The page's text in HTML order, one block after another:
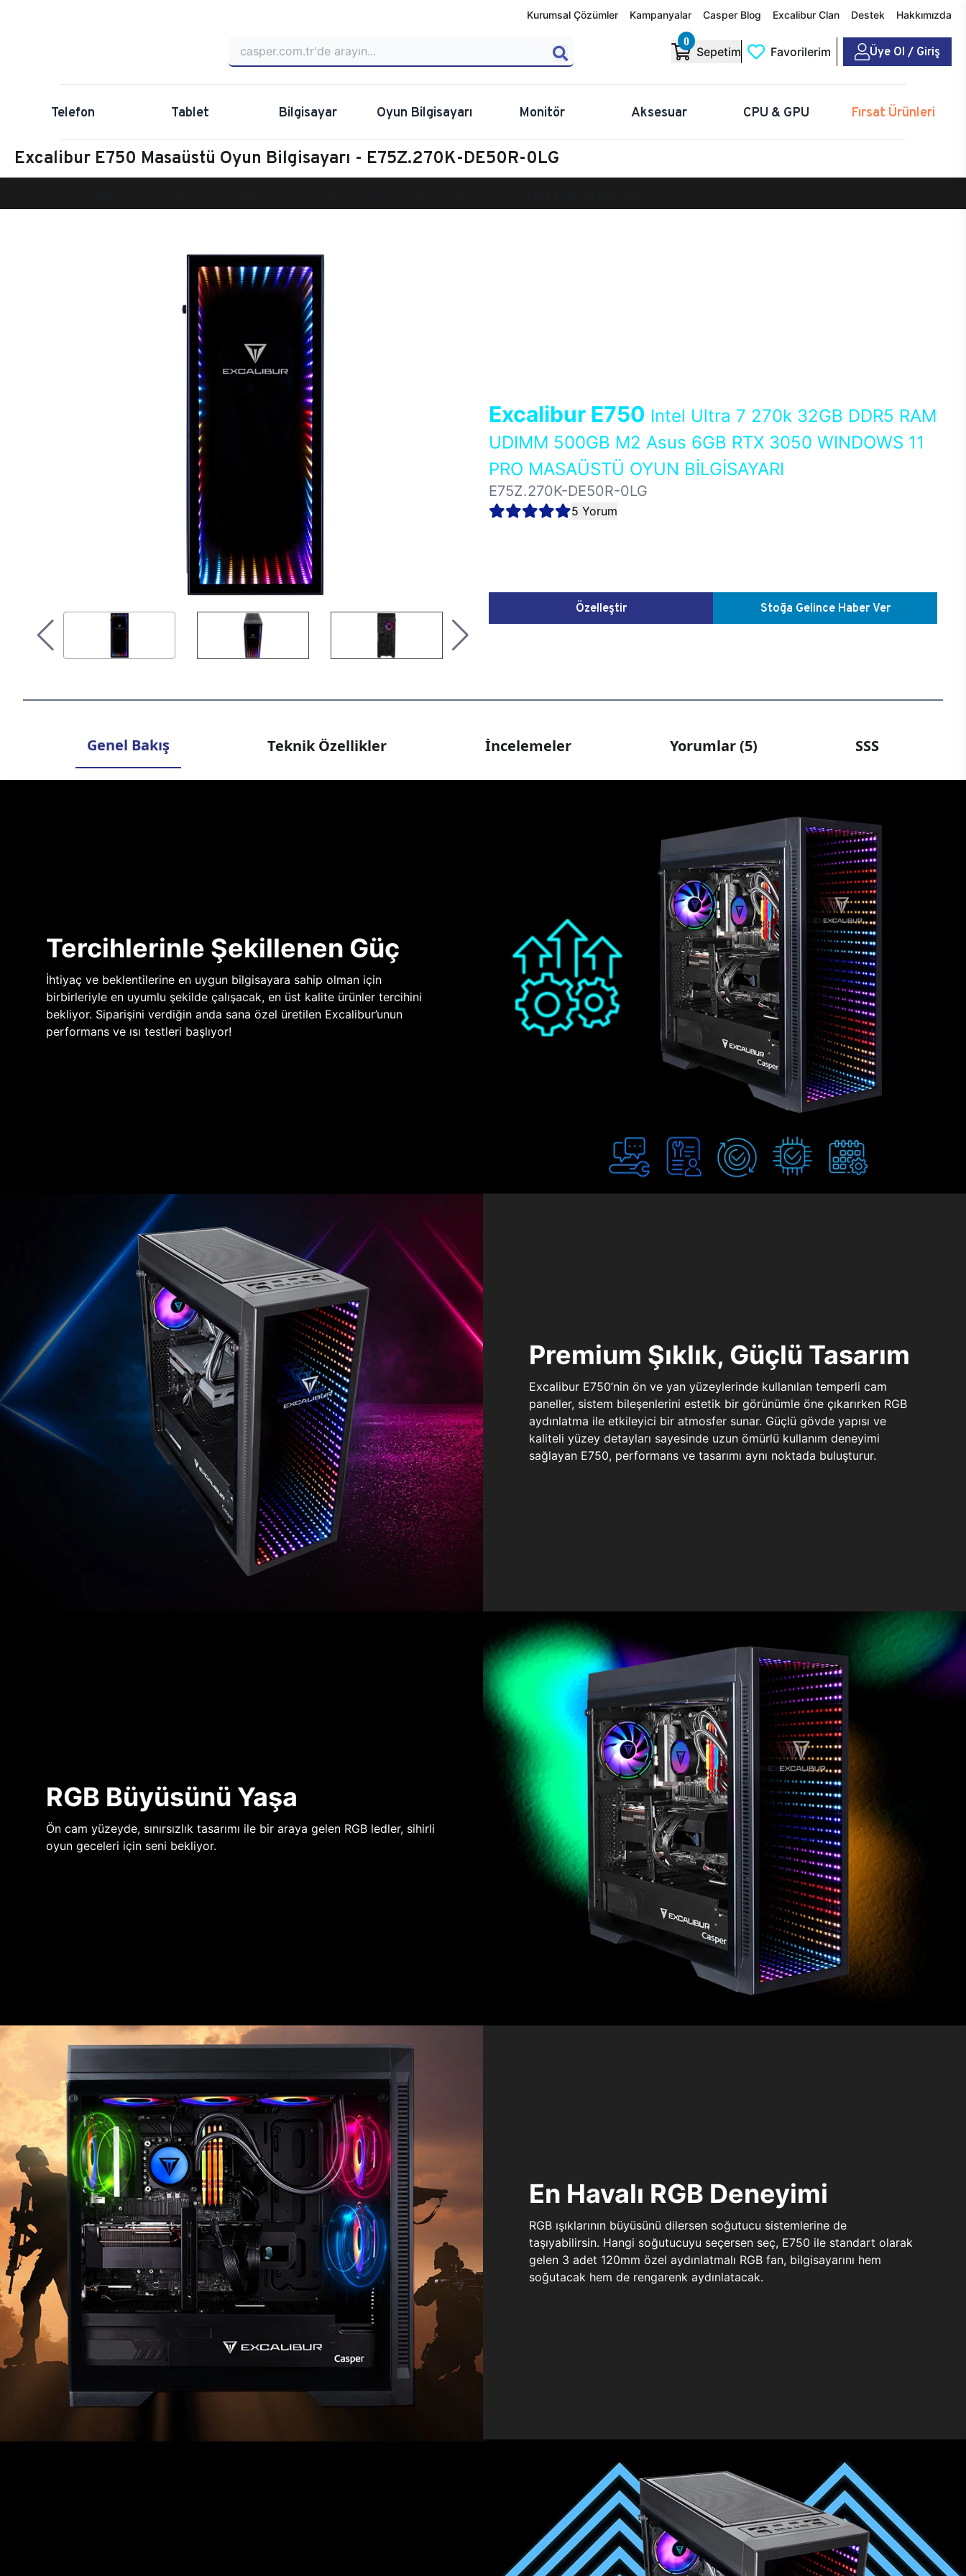
Kurumsal Çözümler Kampanyalar Casper Blog Excalibur Clan Destek Hakkımızda
0
Sepetim Favorilerim Üye Ol / Giriş
Telefon Tablet Bilgisayar Oyun Bilgisayarı Monitör Aksesuar CPU & GPU Fırsat Ürünleri
Excalibur E750 Masaüstü Oyun Bilgisayarı - E75Z.270K-DE50R-0LG
Excalibur E750 Intel Ultra 7 270k 32GB DDR5 RAM
UDIMM 500GB M2 Asus 6GB RTX 3050 WINDOWS 11
PRO MASAÜSTÜ OYUN BİLGİSAYARI
E75Z.270K-DE50R-0LG
5 Yorum
Özelleştir Stoğa Gelince Haber Ver
Genel Bakış Teknik Özellikler İncelemeler Yorumlar (5) SSS
Tercihlerinle Şekillenen Güç
İhtiyaç ve beklentilerine en uygun bilgisayara sahip olman için
birbirleriyle en uyumlu şekilde çalışacak, en üst kalite ürünler tercihini
bekliyor. Siparişini verdiğin anda sana özel üretilen Excalibur’unun
performans ve ısı testleri başlıyor!
Premium Şıklık, Güçlü Tasarım
Excalibur E750’nin ön ve yan yüzeylerinde kullanılan temperli cam
paneller, sistem bileşenlerini estetik bir görünümle öne çıkarırken RGB
aydınlatma ile etkileyici bir atmosfer sunar. Güçlü gövde yapısı ve
kaliteli yüzey detayları sayesinde uzun ömürlü kullanım deneyimi
sağlayan E750, performans ve tasarımı aynı noktada buluşturur.
RGB Büyüsünü Yaşa
Ön cam yüzeyde, sınırsızlık tasarımı ile bir araya gelen RGB ledler, sihirli
oyun geceleri için seni bekliyor.
En Havalı RGB Deneyimi
RGB ışıklarının büyüsünü dilersen soğutucu sistemlerine de
taşıyabilirsin. Hangi soğutucuyu seçersen seç, E750 ile standart olarak
gelen 3 adet 120mm özel aydınlatmalı RGB fan, bilgisayarını hem
soğutacak hem de rengarenk aydınlatacak.